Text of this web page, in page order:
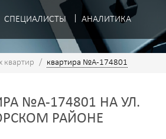
СПЕЦИАЛИСТЫ АНАЛИТИКА
квартир / квартира №A-174801
№A-174801 НА УЛ.
РАЙОНЕ